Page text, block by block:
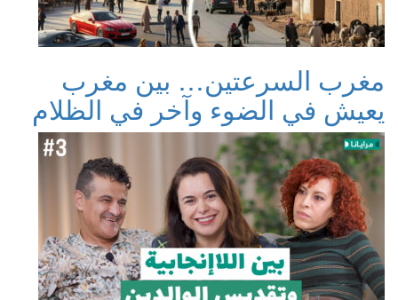
مغرب السرعتين… بين مغرب
يعيش في الضوء وآخر في الظلام